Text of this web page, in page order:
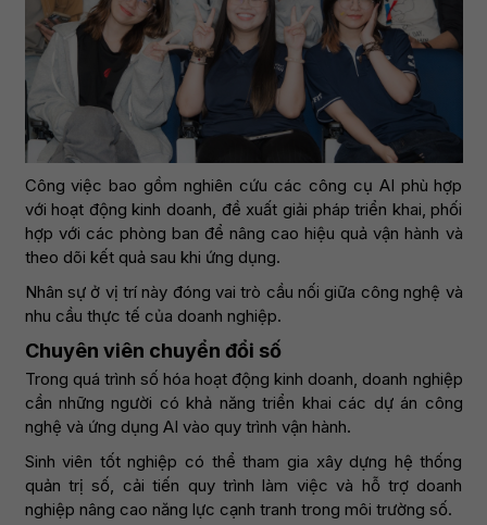
Công việc bao gồm nghiên cứu các công cụ AI phù hợp
với hoạt động kinh doanh, đề xuất giải pháp triển khai, phối
hợp với các phòng ban để nâng cao hiệu quả vận hành và
theo dõi kết quả sau khi ứng dụng.
Nhân sự ở vị trí này đóng vai trò cầu nối giữa công nghệ và
nhu cầu thực tế của doanh nghiệp.
Chuyên viên chuyển đổi số
Trong quá trình số hóa hoạt động kinh doanh, doanh nghiệp
cần những người có khả năng triển khai các dự án công
nghệ và ứng dụng AI vào quy trình vận hành.
Sinh viên tốt nghiệp có thể tham gia xây dựng hệ thống
quản trị số, cải tiến quy trình làm việc và hỗ trợ doanh
nghiệp nâng cao năng lực cạnh tranh trong môi trường số.